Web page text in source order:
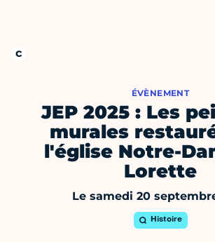
ÉVÈNEMENT
JEP 2025 : Les
murales
l'église Notre-
Lorette
Le samedi 20
Histoire